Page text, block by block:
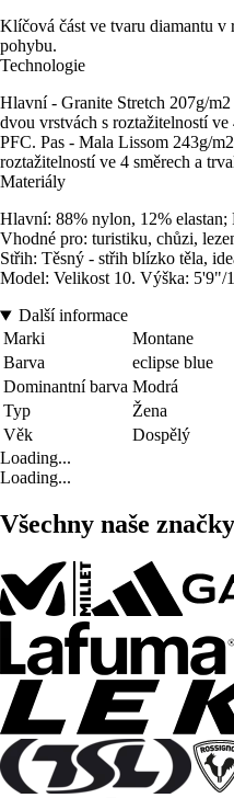
Klíčová část ve tvaru diamantu
pohybu.
Technologie
Hlavní - Granite Stretch 207g/
dvou vrstvách s roztažitelností
PFC. Pas - Mala Lissom 243g/
roztažitelností ve 4 směrech a
Materiály
Hlavní: 88% nylon, 12% elastan;
Vhodné pro: turistiku, chůzi,
Střih: Těsný - střih blízko těla,
Model: Velikost 10. Výška: 5'9"/
Další informace
Marki
Montane
Barva
eclipse blue
Dominantní barva Modrá
Typ
Žena
Věk
Dospělý
Loading...
Loading...
Všechny naše značky